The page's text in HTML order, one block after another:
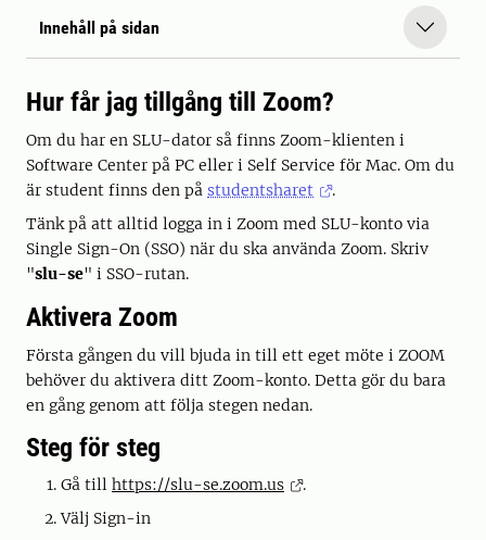
Innehåll på sidan
Hur får jag tillgång till Zoom?
Om du har en SLU-dator så finns Zoom-klienten i
Software Center på PC eller i Self Service för Mac. Om du
är student finns den på studentsharet
.
Tänk på att alltid logga in i Zoom med SLU-konto via
Single Sign-On (SSO) när du ska använda Zoom. Skriv
"slu-se" i SSO-rutan.
Aktivera Zoom
Första gången du vill bjuda in till ett eget möte i ZOOM
behöver du aktivera ditt Zoom-konto. Detta gör du bara
en gång genom att följa stegen nedan.
Steg för steg
Gå till https://slu-se.zoom.us
.
Välj Sign-in